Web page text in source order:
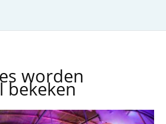
worden
bekeken